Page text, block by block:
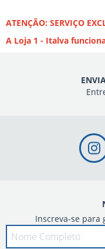
ATENÇÃO: SERVIÇO
A Loja 1 - Italva
Inscreva-se para